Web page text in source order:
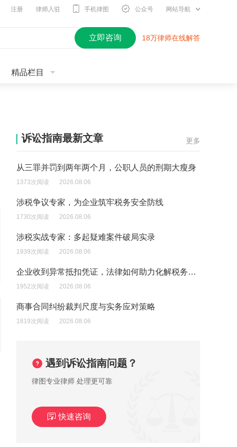
注册 律师入驻 手机律图 公众号 网站导航
立即咨询 18万律师在线解答
精品栏目
更多
诉讼指南最新文章
从三罪并罚到两年两个月，公职人员的刑期大瘦身
1373次阅读 2026.08.06
涉税争议专家，为企业筑牢税务安全防线
1730次阅读 2026.08.06
涉税实战专家：多起疑难案件破局实录
1939次阅读 2026.08.06
企业收到异常抵扣凭证，法律如何助力化解税务风险？
1952次阅读 2026.08.06
商事合同纠纷裁判尺度与实务应对策略
1819次阅读 2026.08.06
遇到诉讼指南问题？
律图专业律师 处理更可靠
快速咨询